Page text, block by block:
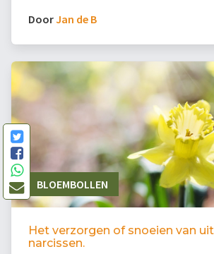
DoorJan de B
BLOEMBOLLEN
Het verzorgen of snoeien van
narcissen.